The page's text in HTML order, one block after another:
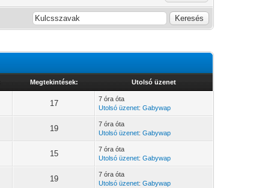
Megtekintések: Utolsó üzenet
17
7 óra óta
Utolsó üzenet:Gabywap
19
7 óra óta
Utolsó üzenet:Gabywap
15
7 óra óta
Utolsó üzenet:Gabywap
19
7 óra óta
Utolsó üzenet:Gabywap